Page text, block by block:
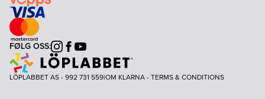
FØLG OSS:Instagram
Facebook
Youtube
LÖPLABBET AS - 992 731 559|OM KLARNA-TERMS & CONDITIONS